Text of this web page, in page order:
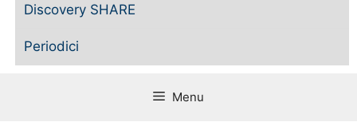
Discovery SHARE
Periodici
Menu